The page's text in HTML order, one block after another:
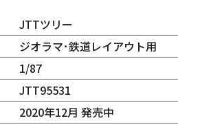
JTTツリー
ジオラマ･鉄道レイアウト用
1/87
JTT95531
2020年12月 発売中